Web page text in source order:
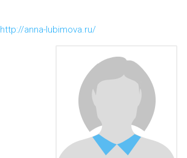
http://anna-lubimova.ru/